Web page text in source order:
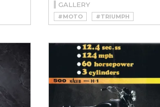
GALLERY
#MOTO
#TRIUMPH
#TRIUMPH SPEED TRIPLE
#TRIUMPH SPEED TRIPLE RR
#TRIUMPH SPEED TRIPLE RR 2021
#VELOCEMOTO